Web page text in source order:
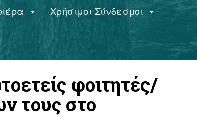
Χρήσιμοι Σύνδεσμοι
φοιτητές/
τους στο